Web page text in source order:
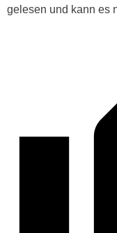
gelesen und kann es